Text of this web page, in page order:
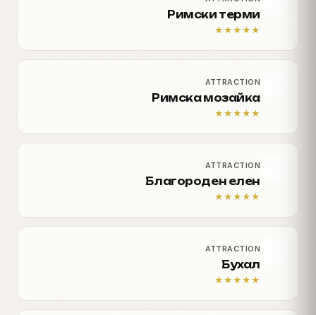
Римски терми
★
★
★
★
★
ATTRACTION
Римска мозайка
★
★
★
★
★
ATTRACTION
Благороден елен
★
★
★
★
★
ATTRACTION
Бухал
★
★
★
★
★